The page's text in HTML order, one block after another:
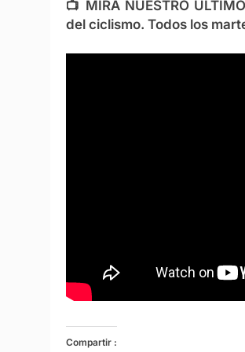
📺 MIRA NUESTRO
del ciclismo. Todos los
Compartir :